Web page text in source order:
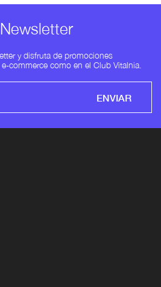
y disfruta de promociones
commerce como en el Club Vitalnia.
ENVIAR